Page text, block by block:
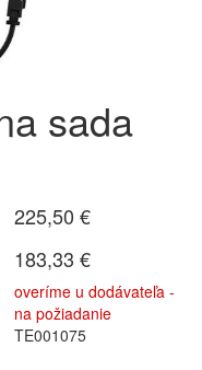
sada
225,50 €
183,33 €
overíme u dodávateľa -
na požiadanie
TE001075